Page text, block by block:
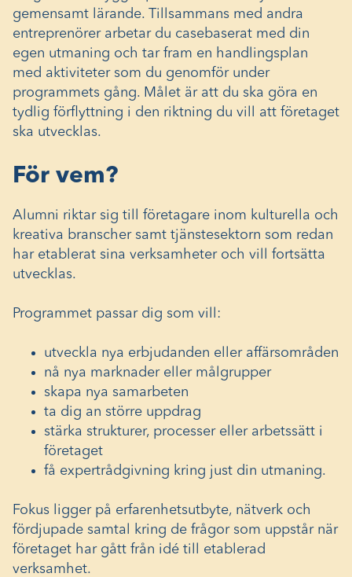
gemensamt lärande. Tillsammans med andra
entreprenörer arbetar du casebaserat med din
egen utmaning och tar fram en handlingsplan
med aktiviteter som du genomför under
programmets gång. Målet är att du ska göra en
tydlig förflyttning i den riktning du vill att företaget
ska utvecklas.
För vem?
Alumni riktar sig till företagare inom kulturella och
kreativa branscher samt tjänstesektorn som redan
har etablerat sina verksamheter och vill fortsätta
utvecklas.
Programmet passar dig som vill:
utveckla nya erbjudanden eller affärsområden
nå nya marknader eller målgrupper
skapa nya samarbeten
ta dig an större uppdrag
stärka strukturer, processer eller arbetssätt i
företaget
få expertrådgivning kring just din utmaning.
Fokus ligger på erfarenhetsutbyte, nätverk och
fördjupade samtal kring de frågor som uppstår när
företaget har gått från idé till etablerad
verksamhet.